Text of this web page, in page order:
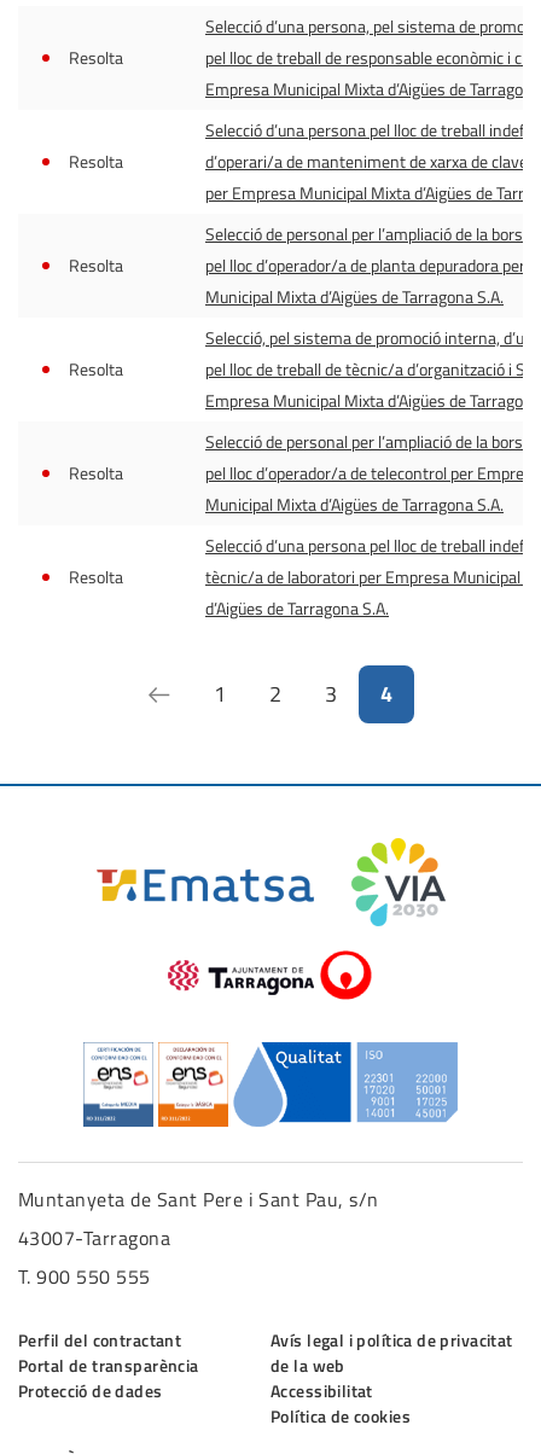
Resolta
Selecció d’una persona, pel sistema de
pel lloc de treball de responsable econòmic i
Empresa Municipal Mixta d’Aigües de
Resolta
Selecció d’una persona pel lloc de treball
d’operari/a de manteniment de xarxa de
per Empresa Municipal Mixta d’Aigües de
Resolta
Selecció de personal per l’ampliació de la borsa
pel lloc d’operador/a de planta depuradora per
Municipal Mixta d’Aigües de Tarragona S.A.
Resolta
Selecció, pel sistema de promoció interna,
pel lloc de treball de tècnic/a d’organització i
Empresa Municipal Mixta d’Aigües de
Resolta
Selecció de personal per l’ampliació de la borsa
pel lloc d’operador/a de telecontrol per Empresa
Municipal Mixta d’Aigües de Tarragona S.A.
Resolta
Selecció d’una persona pel lloc de treball
tècnic/a de laboratori per Empresa Municipal
d’Aigües de Tarragona S.A.
1 2 3 4
Muntanyeta de Sant Pere i Sant Pau, s/n
43007-Tarragona
T. 900 550 555
Perfil del contractant
Portal de transparència
Protecció de dades
Avís legal i política de privacitat
de la web
Accessibilitat
Política de cookies